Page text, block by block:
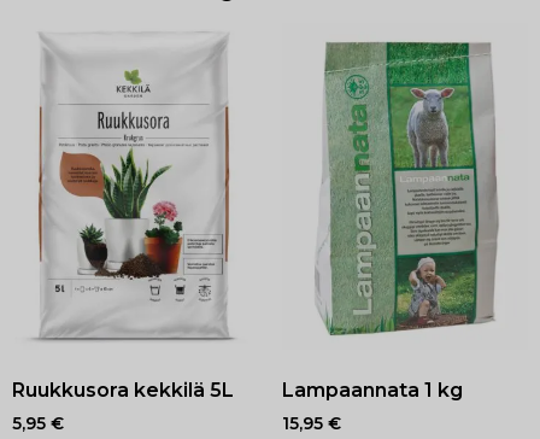
Ruukkusora kekkilä 5L
5,95 €
Lampaannata 1 kg
15,95 €